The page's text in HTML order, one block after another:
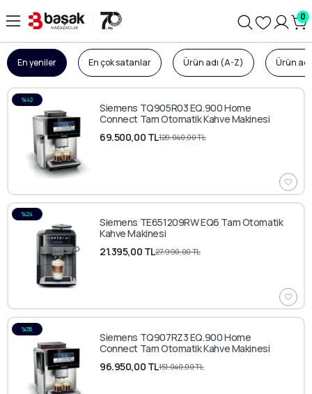
0
En yeniler En çok satanlar Ürün adı (A-Z) Ürün
%42
Siemens TQ905R03 EQ.900 Home
Connect Tam Otomatik Kahve Makinesi
69.500,00 TL120.040,00 TL
%24
Siemens TE651209RW EQ6 Tam Otomatik
Kahve Makinesi
21.395,00 TL27.990,00 TL
%36
Siemens TQ907RZ3 EQ.900 Home
Connect Tam Otomatik Kahve Makinesi
96.950,00 TL151.040,00 TL